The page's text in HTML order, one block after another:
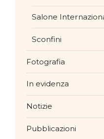
Salone
Sconfini
Fotografia
In evidenza
Notizie
Pubblicazioni